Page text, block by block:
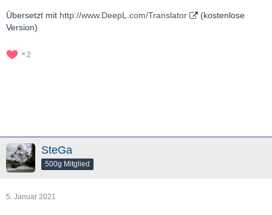
Übersetzt mit http://www.DeepL.com/Translator
(kostenlose
Version)
2
SteGa
500g Mitglied
5. Januar 2021